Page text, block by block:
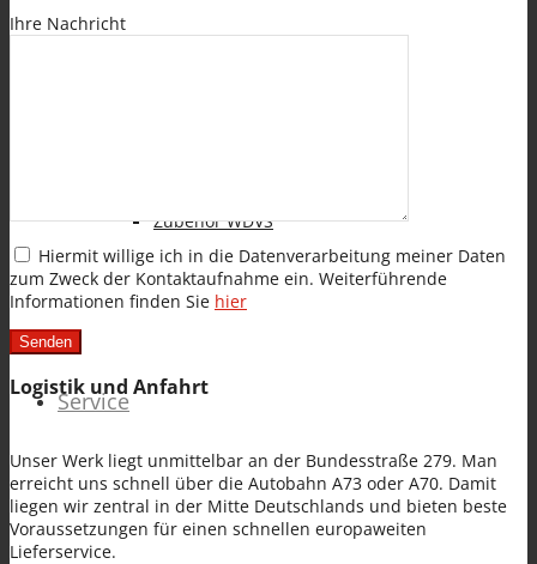
BAUWERKSABDICHTUNG
Zubehör WDVS
Service
Ihre Nachricht
Hiermit willige ich in die Datenverarbeitung meiner Daten
zum Zweck der Kontaktaufnahme ein. Weiterführende
Informationen finden Sie hier
Logistik und Anfahrt
Unser Werk liegt unmittelbar an der Bundesstraße 279. Man
erreicht uns schnell über die Autobahn A73 oder A70. Damit
liegen wir zentral in der Mitte Deutschlands und bieten beste
Voraussetzungen für einen schnellen europaweiten
Lieferservice.